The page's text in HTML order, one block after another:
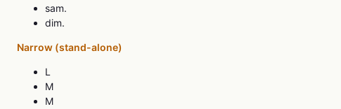
sam.
dim.
Narrow (stand-alone)
L
M
M